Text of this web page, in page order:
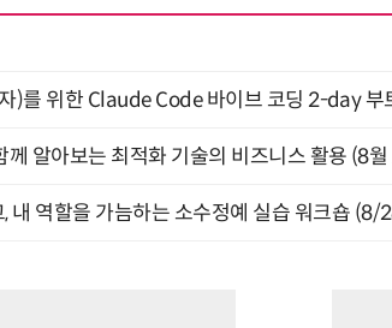
)를 위한 Claude Code 바이브 코딩 2-day 부
알아보는 최적화 기술의 비즈니스 활용 (8
내 역할을 가늠하는 소수정예 실습 워크숍 (8/